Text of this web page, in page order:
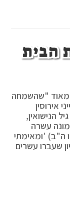
הבית
מאוד "שהשמחה
אירוסין
הנישואין,
עשרה
ה"ב) 'ומאימתי
שעברו עשרים